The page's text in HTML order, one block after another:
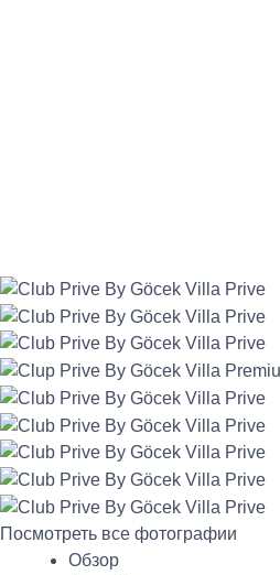
Посмотреть все фотографии
Обзор